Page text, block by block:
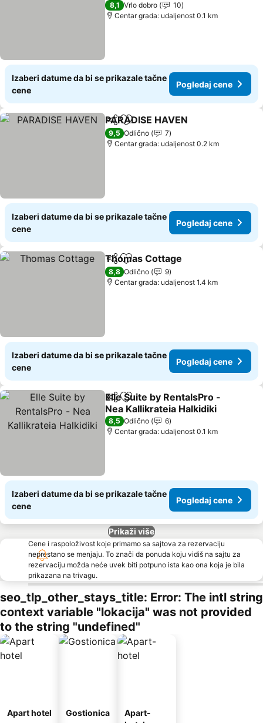
8,1 Vrlo dobro
10
Centar grada: udaljenost 0.1 km
Izaberi datume da bi se prikazale tačne
cene
Pogledaj cene
Deli Dodati u favorite
PARADISE HAVEN
9,5 Odlično
7
Centar grada: udaljenost 0.2 km
Izaberi datume da bi se prikazale tačne
cene
Pogledaj cene
Deli Dodati u favorite
Thomas Cottage
8,8 Odlično
9
Centar grada: udaljenost 1.4 km
Izaberi datume da bi se prikazale tačne
cene
Pogledaj cene
Deli Dodati u favorite
Elle Suite by RentalsPro -
Nea Kallikrateia Halkidiki
8,5 Odlično
6
Centar grada: udaljenost 0.1 km
Izaberi datume da bi se prikazale tačne
cene
Pogledaj cene
Prikaži više
Cene i raspoloživost koje primamo sa sajtova za rezervaciju
neprestano se menjaju. To znači da ponuda koju vidiš na sajtu za
rezervaciju možda neće uvek biti potpuno ista kao ona koja je bila
prikazana na trivagu.
seo_tlp_other_stays_title: Error: The intl string
context variable "lokacija" was not provided
to the string "undefined"
Apart hotel Gostionica
Apart-